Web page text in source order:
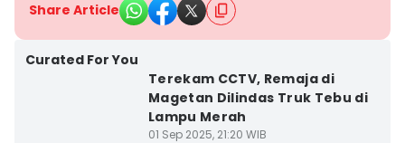
Share Article
Curated For You
Terekam CCTV, Remaja di
Magetan Dilindas Truk Tebu di
Lampu Merah
01 Sep 2025, 21:20 WIB